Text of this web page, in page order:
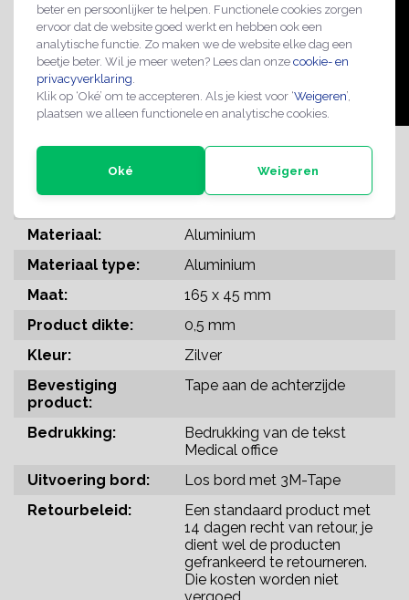
beter en persoonlijker te helpen. Functionele cookies zorgen
ervoor dat de website goed werkt en hebben ook een
analytische functie. Zo maken we de website elke dag een
beetje beter. Wil je meer weten? Lees dan onze cookie- en
privacyverklaring.
Klik op ‘Oké’ om te accepteren. Als je kiest voor ‘Weigeren’,
plaatsen we alleen functionele en analytische cookies.
Oké Weigeren
SPECIFICATIES
Materiaal:
Aluminium
Materiaal type:
Aluminium
Maat:
165 x 45 mm
Product dikte:
0,5 mm
Kleur:
Zilver
Bevestiging
product:
Tape aan de achterzijde
Bedrukking:
Bedrukking van de tekst
Medical office
Uitvoering bord:
Los bord met 3M-Tape
Retourbeleid:
Een standaard product met
14 dagen recht van retour, je
dient wel de producten
gefrankeerd te retourneren.
Die kosten worden niet
vergoed.